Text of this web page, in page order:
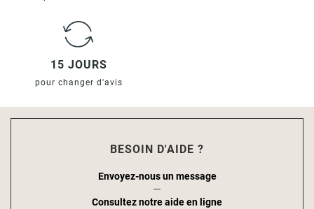
15 JOURS
pour changer d'avis
BESOIN D'AIDE ?
Envoyez-nous un message
Consultez notre aide en ligne